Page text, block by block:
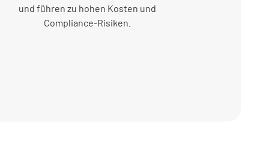
und führen zu hohen Kosten und
Compliance-Risiken.